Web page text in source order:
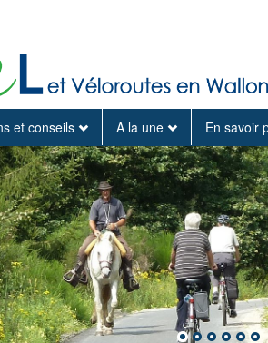
et conseils A la une En savoir